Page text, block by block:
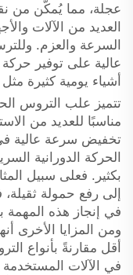
عجلة، مما يُمكّن من
العديد من الآلات
السرعة والعزم.
عالية على توفير
أشياء يومية كثيرة
تتميز علب التروس
مناسبًا للعديد من
تخفيض سرعة عالية
الحركة الدورانية
بكثير. فعلى سبيل
إلى رفع حمولة
في إنجاز هذه
ومن المزايا الأخرى
أقل مقارنةً بأنواع
في الآلات